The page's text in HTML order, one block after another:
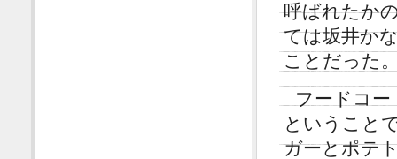
呼ばれたか
ては坂井か
ことだった
フードコ
ということ
ガーとポテ